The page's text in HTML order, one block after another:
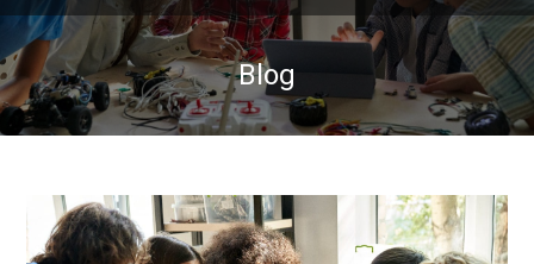
Blog